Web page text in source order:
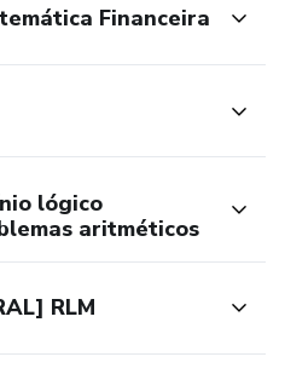
Financeira
lógico
aritméticos
RLM